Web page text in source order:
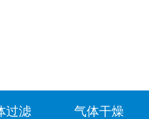
过滤 气体干燥